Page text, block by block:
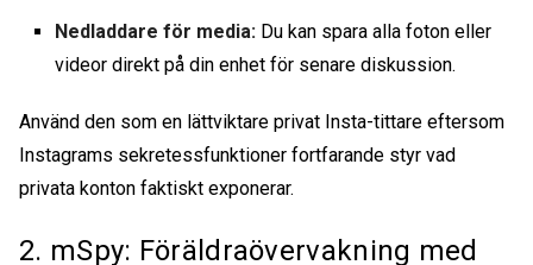
Nedladdare för media: Du kan spara alla foton eller
videor direkt på din enhet för senare diskussion.
Använd den som en lättviktare privat Insta-tittare eftersom
Instagrams sekretessfunktioner fortfarande styr vad
privata konton faktiskt exponerar.
2. mSpy: Föräldraövervakning med